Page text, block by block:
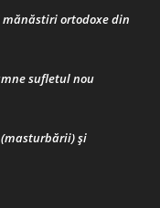
ortodoxe din
sufletul nou
şi